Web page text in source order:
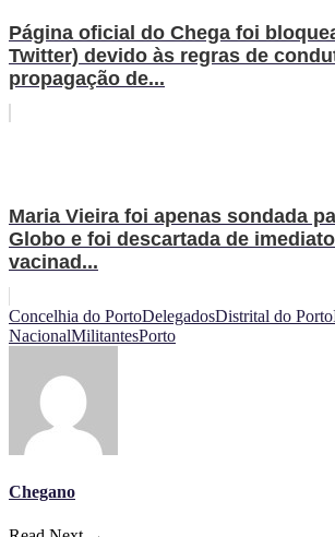
Página oficial do Chega foi
Twitter) devido às regras de
propagação de...
Maria Vieira foi apenas sondada
Globo e foi descartada de
vacinad...
Concelhia do PortoDelegadosDistrital do Porto
NacionalMilitantesPorto
Chegano